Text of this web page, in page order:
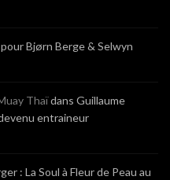
Bjørn Berge & Selwyn
Thaïdans Guillaume
entraineur
: La Soul à Fleur de Peau au